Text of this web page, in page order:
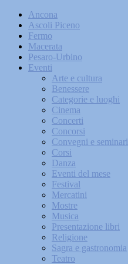
Ancona
Ascoli Piceno
Fermo
Macerata
Pesaro-Urbino
Eventi
Arte e cultura
Benessere
Categorie e luoghi
Cinema
Concerti
Concorsi
Convegni e seminari
Corsi
Danza
Eventi del mese
Festival
Mercatini
Mostre
Musica
Presentazione libri
Religione
Sagra e gastronomia
Teatro